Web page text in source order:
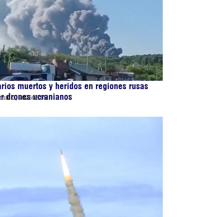
muertos y heridos en regiones rusas
drones ucranianos
3, 202606:55